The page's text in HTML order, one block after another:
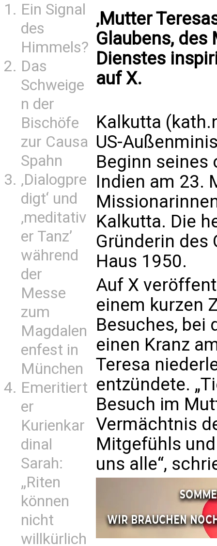
Ein Signal
des
Himmels?
Das
Schweige
n der
Bischöfe
zur Causa
Spahn
‚Dialogpre
digt‘ und
‚meditativ
er Tanz’
während
der
Messe
zum
Magdalen
enfest in
München
Emeritiert
er
Kurienkar
dinal
Sarah:
„Riten
können
nicht
willkürlich
‚Mutter
Glaubens,
Dienstes
auf X.
Kalkutta
US-
Beginn seines
Indien am 23.
Kalkutta. Die
Gründerin des
Haus 1950.
Auf X
einem kurzen
Besuches, bei
einen Kranz
Teresa
entzündete.
Besuch im
Vermächtnis
Mitgefühls
uns alle“,